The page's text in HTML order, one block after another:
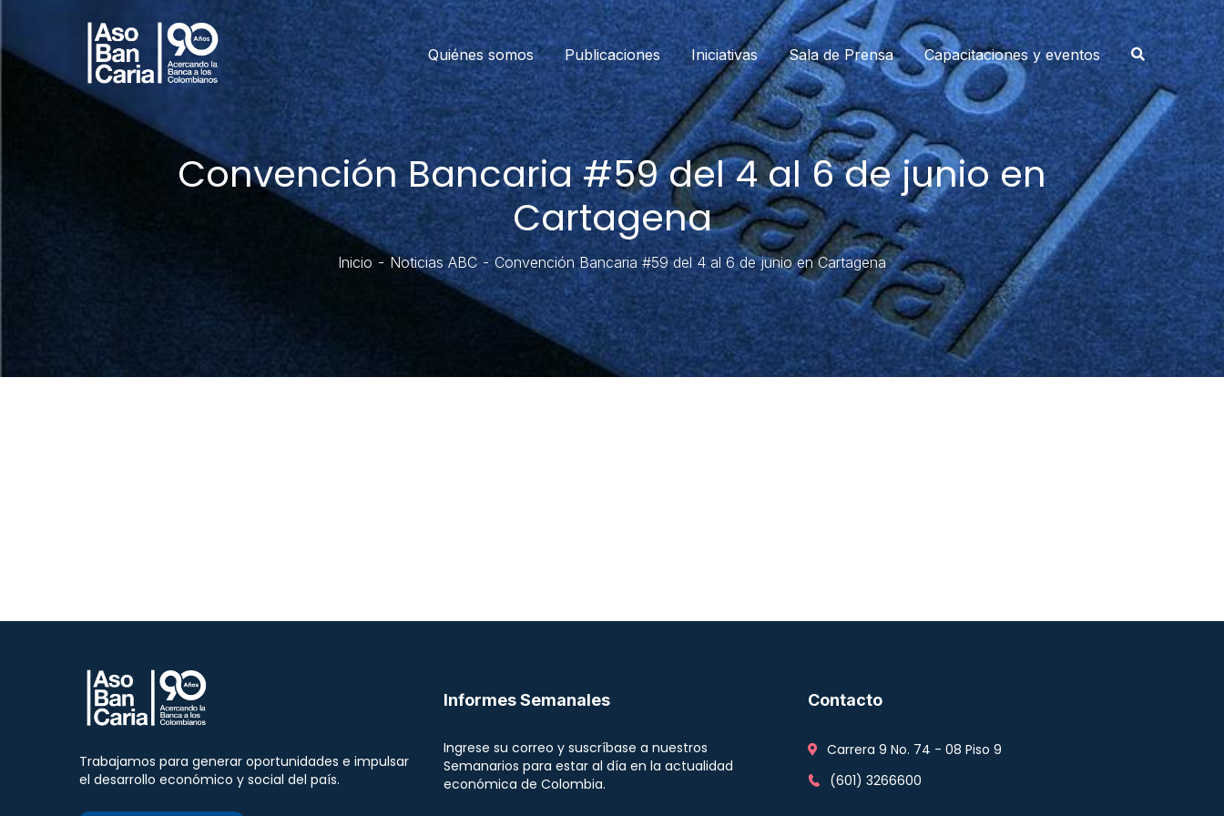
Quiénes somos Publicaciones Iniciativas Sala de Prensa Capacitaciones y eventos
Convención Bancaria #59 del 4 al 6 de junio en
Cartagena
Inicio Noticias ABC Convención Bancaria #59 del 4 al 6 de junio en Cartagena
Trabajamos para generar oportunidades e impulsar
el desarrollo económico y social del país.
Informes Semanales
Ingrese su correo y suscríbase a nuestros
Semanarios para estar al día en la actualidad
económica de Colombia.
Contacto
Carrera 9 No. 74 - 08 Piso 9
(601) 3266600